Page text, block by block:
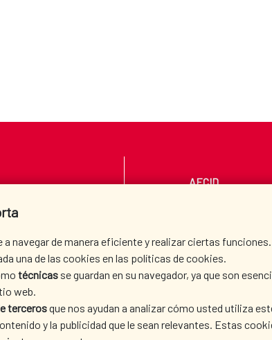
a navegar de manera eficiente y realizar ciertas
una de las cookies en las políticas de cookies.
técnicas se guardan en su navegador, ya que son
web.
tercerosque nos ayudan a analizar cómo usted utiliza
y la publicidad que le sean relevantes. Estas
AECID
PRESS ROOM